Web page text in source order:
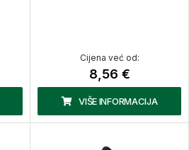
Cijena već od:
8,56 €
VIŠE INFORMACIJA